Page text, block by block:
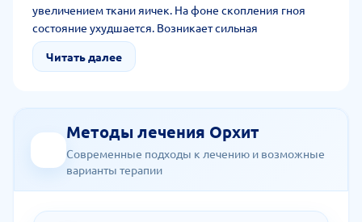
увеличением ткани яичек. На фоне скопления гноя
состояние ухудшается. Возникает сильная
пульсирующая боль, формирующая абсцесс.
Хроническая форма развивается без своевременной
Читать далее
Методы лечения Орхит
Современные подходы к лечению и возможные
варианты терапии